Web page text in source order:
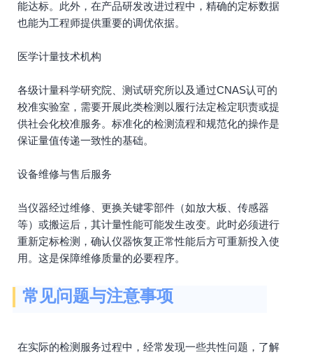
能达标。此外，在产品研发改进过程中，精确的定标数据
也能为工程师提供重要的调优依据。
医学计量技术机构
各级计量科学研究院、测试研究所以及通过CNAS认可的
校准实验室，需要开展此类检测以履行法定检定职责或提
供社会化校准服务。标准化的检测流程和规范化的操作是
保证量值传递一致性的基础。
设备维修与售后服务
当仪器经过维修、更换关键零部件（如放大板、传感器
等）或搬运后，其计量性能可能发生改变。此时必须进行
重新定标检测，确认仪器恢复正常性能后方可重新投入使
用。这是保障维修质量的必要程序。
常见问题与注意事项
在实际的检测服务过程中，经常发现一些共性问题，了解